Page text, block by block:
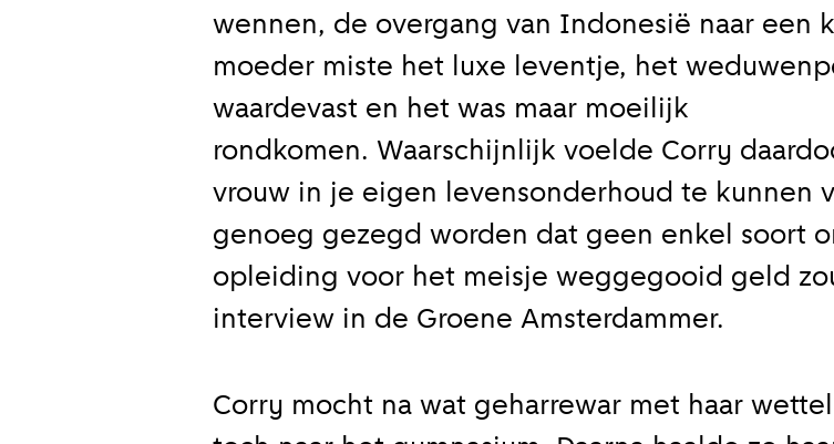
wennen, de overgang van Indonesië naar een
moeder miste het luxe leventje, het
waardevast en het was maar moeilijk
rondkomen. Waarschijnlijk voelde Corry
vrouw in je eigen levensonderhoud te kunnen
genoeg gezegd worden dat geen enkel soort
opleiding voor het meisje weggegooid geld
interview in de Groene Amsterdammer.
Corry mocht na wat geharrewar met haar